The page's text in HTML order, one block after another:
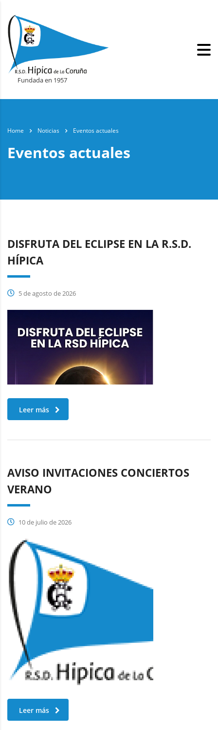
Fundada en 1957
Home Noticias Eventos actuales
Eventos actuales
DISFRUTA DEL ECLIPSE EN LA R.S.D.
HÍPICA
5 de agosto de 2026
Leer más
AVISO INVITACIONES CONCIERTOS
VERANO
10 de julio de 2026
Leer más